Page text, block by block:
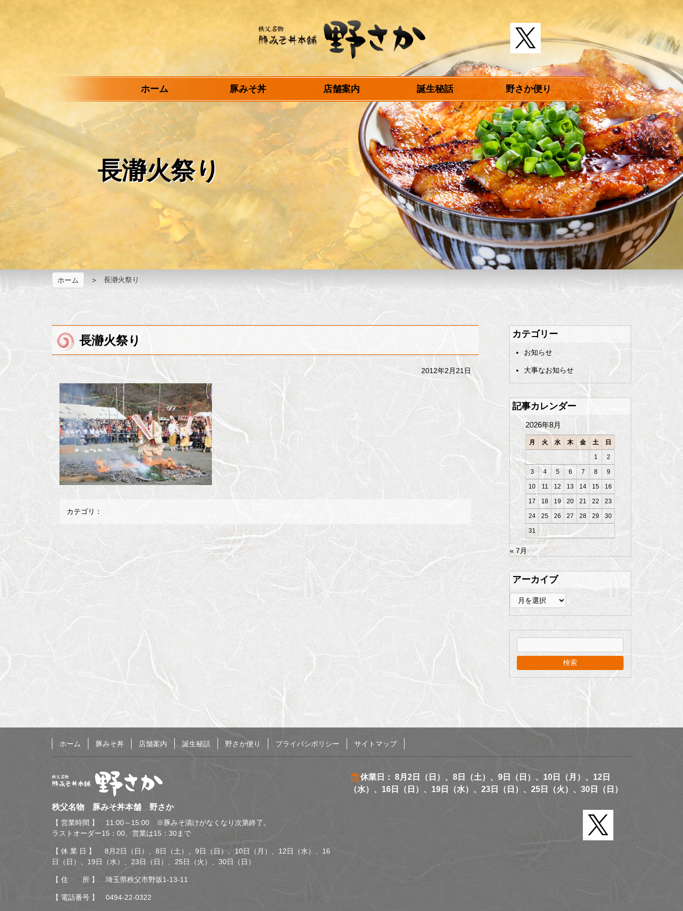
へ
ス
秩父名物 豚みそ丼
本舗 野さか
ホーム 豚みそ丼 店舗案内 誕生秘話 野さか便り
長瀞火祭り
ホーム 長瀞火祭り
長瀞火祭り
2012年2月21日
カテゴリ：
メ
ペ
カテゴリー
お知らせ
大事なお知らせ
記事カレンダー
2026年8月
月 火 水 木 金 土 日
1 2
3 4 5 6 7 8 9
10 11 12 13 14 15 16
17 18 19 20 21 22 23
24 25 26 27 28 29 30
31
« 7月
アーカイブ
ア
ー
カ
イ
ブ
ホーム 豚みそ丼 店舗案内 誕生秘話 野さか便り プライバシポリシー サイトマップ
秩父名物 豚みそ丼本舗
野さか
秩父名物 豚みそ丼本舗 野さか
【 営業時間 】 11:00～15:00 ※豚みそ漬けがなくなり次第終了。
ラストオーダー15：00、営業は15：30まで
【 休 業 日 】 8月2日（日）、8日（土）、9日（日）、10日（月）、12日（水）、16
日（日）、19日（水）、23日（日）、25日（火）、30日（日）
【 住 所 】 埼玉県秩父市野坂1-13-11
【 電話番号 】 0494-22-0322
休業日： 8月2日（日）、8日（土）、9日（日）、10日（月）、12日
（水）、16日（日）、19日（水）、23日（日）、25日（火）、30日（日）